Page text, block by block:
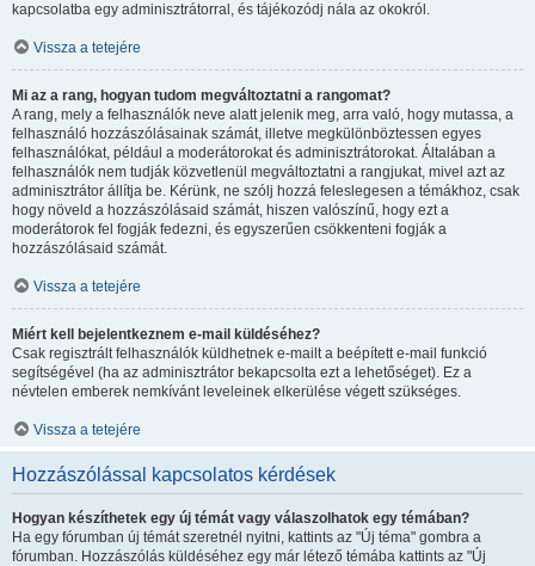
kapcsolatba egy adminisztrátorral, és tájékozódj nála az okokról.
Vissza a tetejére
Mi az a rang, hogyan tudom megváltoztatni a rangomat?
A rang, mely a felhasználók neve alatt jelenik meg, arra való, hogy mutassa, a
felhasználó hozzászólásainak számát, illetve megkülönböztessen egyes
felhasználókat, például a moderátorokat és adminisztrátorokat. Általában a
felhasználók nem tudják közvetlenül megváltoztatni a rangjukat, mivel azt az
adminisztrátor állítja be. Kérünk, ne szólj hozzá feleslegesen a témákhoz, csak
hogy növeld a hozzászólásaid számát, hiszen valószínű, hogy ezt a
moderátorok fel fogják fedezni, és egyszerűen csökkenteni fogják a
hozzászólásaid számát.
Vissza a tetejére
Miért kell bejelentkeznem e-mail küldéséhez?
Csak regisztrált felhasználók küldhetnek e-mailt a beépített e-mail funkció
segítségével (ha az adminisztrátor bekapcsolta ezt a lehetőséget). Ez a
névtelen emberek nemkívánt leveleinek elkerülése végett szükséges.
Vissza a tetejére
Hozzászólással kapcsolatos kérdések
Hogyan készíthetek egy új témát vagy válaszolhatok egy témában?
Ha egy fórumban új témát szeretnél nyitni, kattints az "Új téma" gombra a
fórumban. Hozzászólás küldéséhez egy már létező témába kattints az "Új